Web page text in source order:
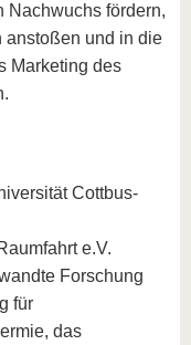
Nachwuchs fördern,
anstoßen und in die
Marketing des
Cottbus-
e.V.
Forschung
für
das